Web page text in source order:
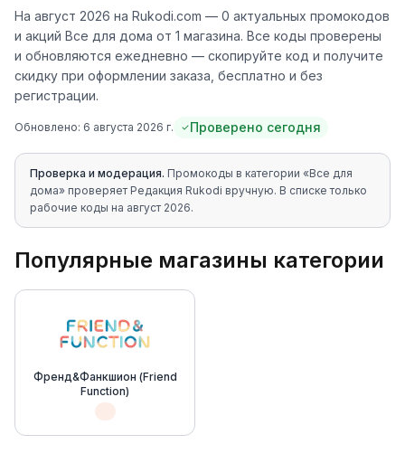
На август 2026 на Rukodi.com — 0 актуальных промокодов
и акций Все для дома от 1 магазина. Все коды проверены
и обновляются ежедневно — скопируйте код и получите
скидку при оформлении заказа, бесплатно и без
регистрации.
Обновлено: 6 августа 2026 г. Проверено сегодня
Проверка и модерация. Промокоды в категории «Все для
дома» проверяет Редакция Rukodi вручную. В списке только
рабочие коды на август 2026.
Популярные магазины категории
Френд&Фанкшион (Friend
Function)